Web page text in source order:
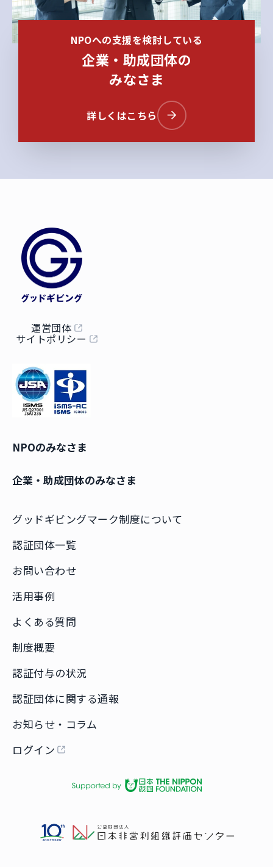
NPOへの支援を検討している
企業・助成団体の
みなさま
詳しくはこちら
運営団体
サイトポリシー
NPOのみなさま
企業・助成団体のみなさま
グッドギビングマーク制度について
認証団体一覧
お問い合わせ
活用事例
よくある質問
制度概要
認証付与の状況
認証団体に関する通報
お知らせ・コラム
ログイン